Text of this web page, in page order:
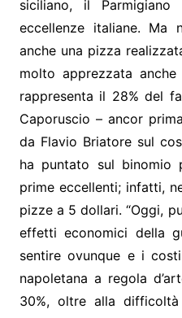
siciliano, il
eccellenze italiane. Ma
anche una pizza
molto apprezzata
rappresenta il 28% del
Caporuscio – ancor
da Flavio Briatore sul
ha puntato sul binomio
prime eccellenti; infatti,
pizze a 5 dollari. “Oggi,
effetti economici della
sentire ovunque e i
napoletana a regola
30%, oltre alla